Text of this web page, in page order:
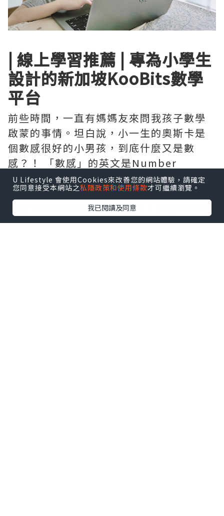
| 線上學習推薦 | 專為小學生
設計的新加坡KooBits數學
平台
前些時間，一直有媽媽友來問我孩子數學
啟蒙的事情。坦白說，小一生的奧斯卡是
個數感很好的小男孩，到底什麼又是數
感？！ 「數感」的英文是Number
Sense，字面上意思就是對數字的感知能
力。數感好，不是會數數就好，更不是懂
得從1數到100就叫做數感好，在這數字之
間的內在關係就是數感，它是一種對於數
U Lifestyle 會使用Cookies來改善您的網站體驗，請確定
您同意接受本網站之私隱政策和使用條款才可繼續瀏覽。
我已閱讀及同意